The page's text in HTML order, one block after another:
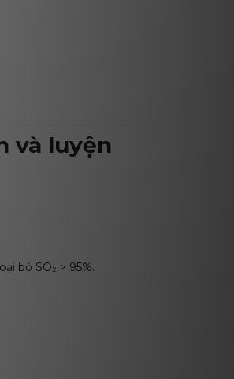
và luyện
bỏ SO₂ > 95%.